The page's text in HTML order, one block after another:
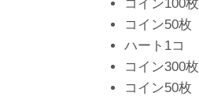
コイン100枚
コイン50枚
ハート1コ
コイン300枚
コイン50枚